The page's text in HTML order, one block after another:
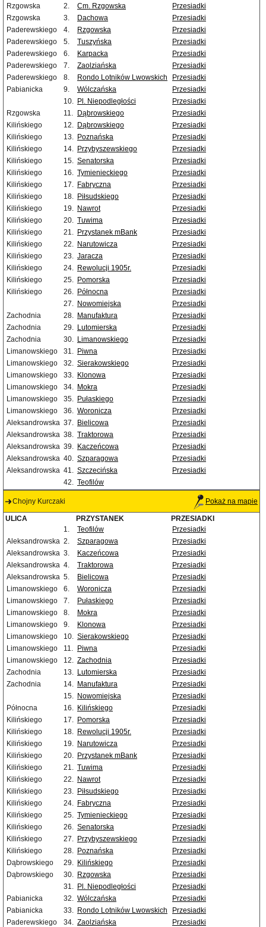
Rzgowska
2. Cm. Rzgowska
Przesiadki
Rzgowska
3. Dachowa
Przesiadki
Paderewskiego
4. Rzgowska
Przesiadki
Paderewskiego
5. Tuszyńska
Przesiadki
Paderewskiego
6. Karpacka
Przesiadki
Paderewskiego
7. Zaolziańska
Przesiadki
Paderewskiego
8. Rondo Lotników Lwowskich
Przesiadki
Pabianicka
9. Wólczańska
Przesiadki
10. Pl. Niepodległości
Przesiadki
Rzgowska
11. Dąbrowskiego
Przesiadki
Kilińskiego
12. Dąbrowskiego
Przesiadki
Kilińskiego
13. Poznańska
Przesiadki
Kilińskiego
14. Przybyszewskiego
Przesiadki
Kilińskiego
15. Senatorska
Przesiadki
Kilińskiego
16. Tymienieckiego
Przesiadki
Kilińskiego
17. Fabryczna
Przesiadki
Kilińskiego
18. Piłsudskiego
Przesiadki
Kilińskiego
19. Nawrot
Przesiadki
Kilińskiego
20. Tuwima
Przesiadki
Kilińskiego
21. Przystanek mBank
Przesiadki
Kilińskiego
22. Narutowicza
Przesiadki
Kilińskiego
23. Jaracza
Przesiadki
Kilińskiego
24. Rewolucji 1905r.
Przesiadki
Kilińskiego
25. Pomorska
Przesiadki
Kilińskiego
26. Północna
Przesiadki
27. Nowomiejska
Przesiadki
Zachodnia
28. Manufaktura
Przesiadki
Zachodnia
29. Lutomierska
Przesiadki
Zachodnia
30. Limanowskiego
Przesiadki
Limanowskiego
31. Piwna
Przesiadki
Limanowskiego
32. Sierakowskiego
Przesiadki
Limanowskiego
33. Klonowa
Przesiadki
Limanowskiego
34. Mokra
Przesiadki
Limanowskiego
35. Pułaskiego
Przesiadki
Limanowskiego
36. Woronicza
Przesiadki
Aleksandrowska 37. Bielicowa
Przesiadki
Aleksandrowska 38. Traktorowa
Przesiadki
Aleksandrowska 39. Kaczeńcowa
Przesiadki
Aleksandrowska 40. Szparagowa
Przesiadki
Aleksandrowska 41. Szczecińska
Przesiadki
42. Teofilów
Chojny Kurczaki Pokaż na mapie
ULICA PRZYSTANEK
PRZESIADKI
1.
Teofilów
Przesiadki
Aleksandrowska 2. Szparagowa
Przesiadki
Aleksandrowska 3. Kaczeńcowa
Przesiadki
Aleksandrowska 4. Traktorowa
Przesiadki
Aleksandrowska 5. Bielicowa
Przesiadki
Limanowskiego
6. Woronicza
Przesiadki
Limanowskiego
7. Pułaskiego
Przesiadki
Limanowskiego
8. Mokra
Przesiadki
Limanowskiego
9. Klonowa
Przesiadki
Limanowskiego
10. Sierakowskiego
Przesiadki
Limanowskiego
11. Piwna
Przesiadki
Limanowskiego
12. Zachodnia
Przesiadki
Zachodnia
13. Lutomierska
Przesiadki
Zachodnia
14. Manufaktura
Przesiadki
15. Nowomiejska
Przesiadki
Północna
16. Kilińskiego
Przesiadki
Kilińskiego
17. Pomorska
Przesiadki
Kilińskiego
18. Rewolucji 1905r.
Przesiadki
Kilińskiego
19. Narutowicza
Przesiadki
Kilińskiego
20. Przystanek mBank
Przesiadki
Kilińskiego
21. Tuwima
Przesiadki
Kilińskiego
22. Nawrot
Przesiadki
Kilińskiego
23. Piłsudskiego
Przesiadki
Kilińskiego
24. Fabryczna
Przesiadki
Kilińskiego
25. Tymienieckiego
Przesiadki
Kilińskiego
26. Senatorska
Przesiadki
Kilińskiego
27. Przybyszewskiego
Przesiadki
Kilińskiego
28. Poznańska
Przesiadki
Dąbrowskiego
29. Kilińskiego
Przesiadki
Dąbrowskiego
30. Rzgowska
Przesiadki
31. Pl. Niepodległości
Przesiadki
Pabianicka
32. Wólczańska
Przesiadki
Pabianicka
33. Rondo Lotników Lwowskich
Przesiadki
Paderewskiego
34. Zaolziańska Przesiadki